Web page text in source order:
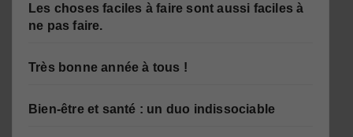
Les choses faciles à faire sont aussi faciles à
ne pas faire.
Très bonne année à tous !
Bien-être et santé : un duo indissociable